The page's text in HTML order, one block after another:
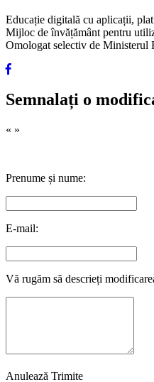
Educație digitală cu aplicații,
Mijloc de învățământ pentru
Omologat selectiv de Ministerul
Semnalați o
« »
Prenume și nume:
E-mail:
Vă rugăm să descrieți
Anulează Trimite